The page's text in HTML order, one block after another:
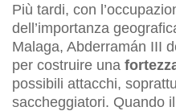
Più tardi, con
dell’importanza
Malaga, Abderramán III
per costruire una
possibili attacchi,
saccheggiatori. Quando